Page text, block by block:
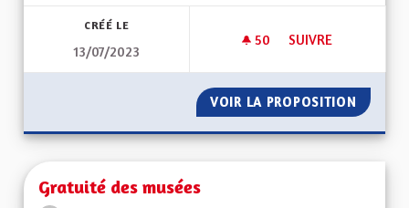
CRÉÉ LE
13/07/2023
50 50 ABONNÉS
SUIVRE
VOIR LA PROPOSITION
Gratuité des musées